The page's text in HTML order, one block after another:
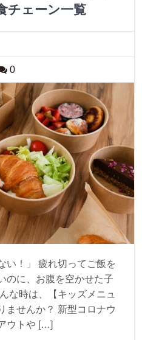
チェーン一覧
0
い！」 疲れ切ってご飯を
のに、お腹を空かせた子
な時は、【キッズメニュ
ませんか？ 新型コロナウ
ウトや […]